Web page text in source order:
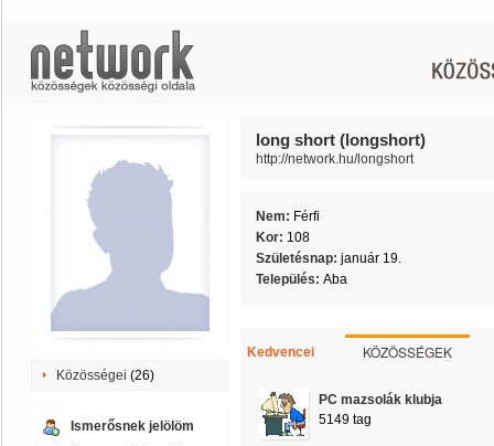
Közösségei (26)
Ismerősnek jelölöm
long short (longshort)
http://network.hu/longshort
Nem: Férfi
Kor: 108
Születésnap: január 19.
Település: Aba
Kedvencei KÖZÖSSÉGEK
PC mazsolák klubja
5149 tag